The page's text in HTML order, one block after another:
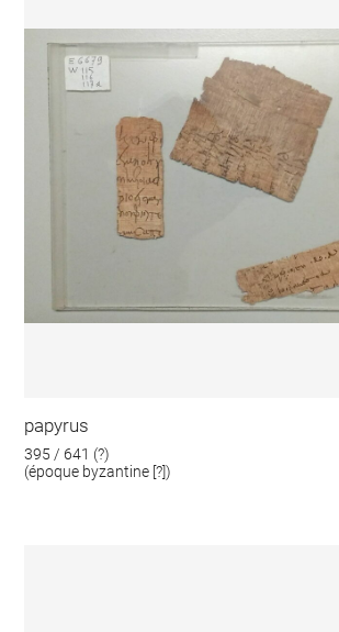
papyrus
395 / 641 (?)
(époque byzantine [?])